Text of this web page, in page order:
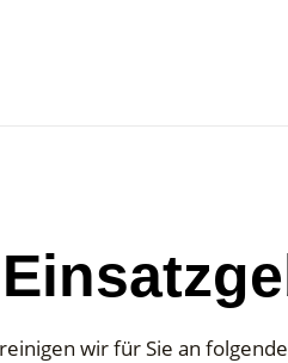
reinigen wir für Sie an